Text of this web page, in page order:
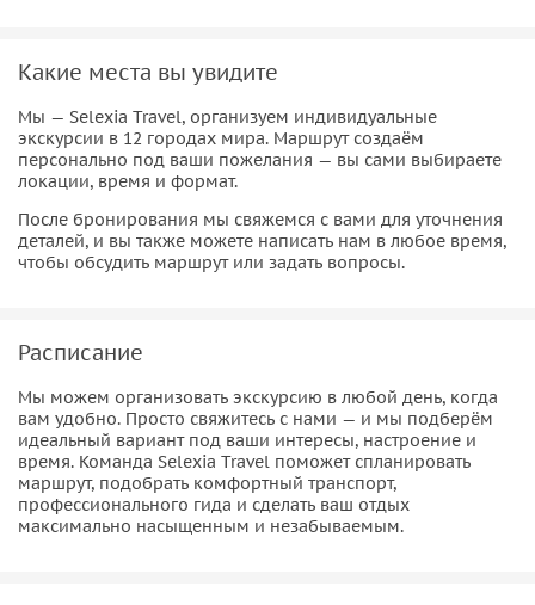
классическим или авторским, в зависимости от ваших
предпочтений. Гид расскажет не только общеизвестные
факты, но и городские легенды, истории успеха,
неожиданные детали и секретные места.
Пешеходный формат позволяет останавливаться там, где
действительно хочется: сделать фотографии, зайти в
атмосферное кафе, заглянуть в магазинчик или просто
жёстких временных рамок.
Индивидуальная экскурсия отлично подойдёт для первого
знакомства с Нью-Йорком, а также для тех, кто уже бывал
здесь и хочет увидеть город глубже. Это прекрасный
вариант для пар, семей, друзей и путешественников,
ценящих персональный подход и качественный сервис.
Какие места вы увидите
Мы — Selexia Travel, организуем индивидуальные
экскурсии в 12 городах мира. Маршрут создаём
персонально под ваши пожелания — вы сами выбираете
локации, время и формат.
После бронирования мы свяжемся с вами для уточнения
деталей, и вы также можете написать нам в любое время,
чтобы обсудить маршрут или задать вопросы.
Расписание
Мы можем организовать экскурсию в любой день, когда
вам удобно. Просто свяжитесь с нами — и мы подберём
идеальный вариант под ваши интересы, настроение и
время. Команда Selexia Travel поможет спланировать
маршрут, подобрать комфортный транспорт,
профессионального гида и сделать ваш отдых
максимально насыщенным и незабываемым.